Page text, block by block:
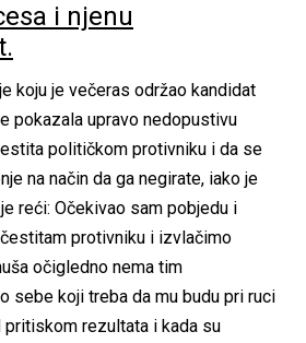
i njenu
koju je večeras održao kandidat
pokazala upravo nedopustivu
političkom protivniku i da se
na način da ga negirate, iako je
reći: Očekivao sam pobjedu i
protivniku i izvlačimo
očigledno nema tim
sebe koji treba da mu budu pri ruci
pritiskom rezultata i kada su